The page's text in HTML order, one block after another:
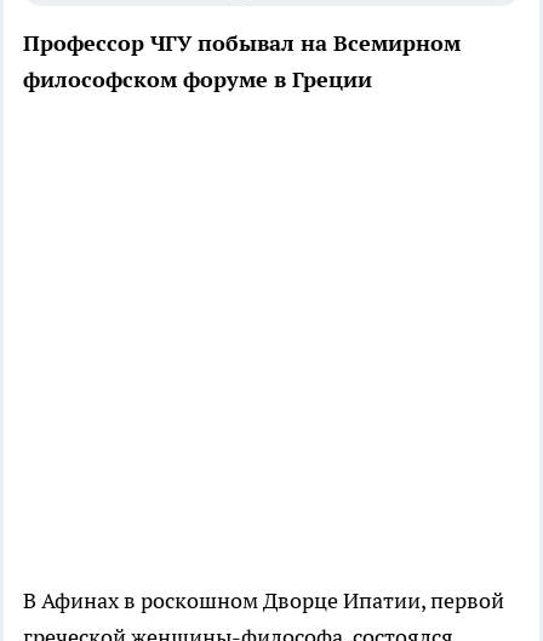
Профессор ЧГУ побывал на Всемирном
философском форуме в Греции
В Афинах в роскошном Дворце Ипатии, первой